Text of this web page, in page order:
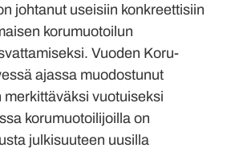
johtanut useisiin konkreettisiin
korumuotoilun
Vuoden Koru-
ajassa muodostunut
merkittäväksi vuotuiseksi
korumuotoilijoilla on
julkisuuteen uusilla